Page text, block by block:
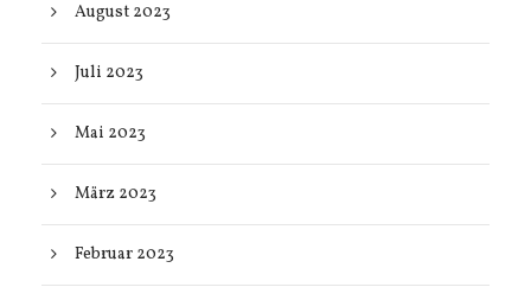
August 2023
Juli 2023
Mai 2023
März 2023
Februar 2023